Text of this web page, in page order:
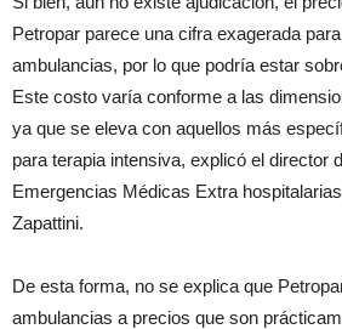
Petropar parece una cifra exagerada
ambulancias, por lo que podría estar
Este costo varía conforme a las
ya que se eleva con aquellos más
para terapia intensiva, explicó el director
Emergencias Médicas Extra
Zapattini.
De esta forma, no se explica que
ambulancias a precios que son